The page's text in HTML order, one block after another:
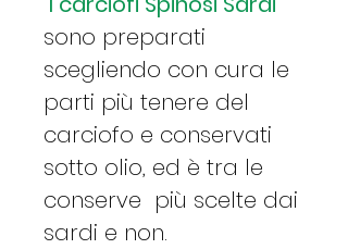
sono preparati
scegliendo con cura le
parti più tenere del
carciofo e conservati
sotto olio, ed è tra le
conserve più scelte dai
sardi e non.